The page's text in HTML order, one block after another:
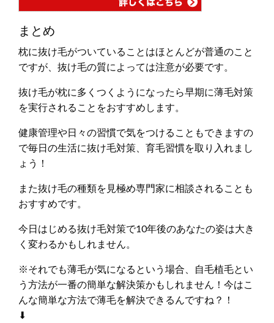
まとめ
枕に抜け毛がついていることはほとんどが普通のこと
ですが、抜け毛の質によっては注意が必要です。
抜け毛が枕に多くつくようになったら早期に薄毛対策
を実行されることをおすすめします。
健康管理や日々の習慣で気をつけることもできますの
で毎日の生活に抜け毛対策、育毛習慣を取り入れまし
ょう！
また抜け毛の種類を見極め専門家に相談されることも
おすすめです。
今日はじめる抜け毛対策で10年後のあなたの姿は大き
く変わるかもしれません。
※それでも薄毛が気になるという場合、自毛植毛とい
う方法が一番の簡単な解決策かもしれません！今はこ
んな簡単な方法で薄毛を解決できるんですね？！
⬇︎